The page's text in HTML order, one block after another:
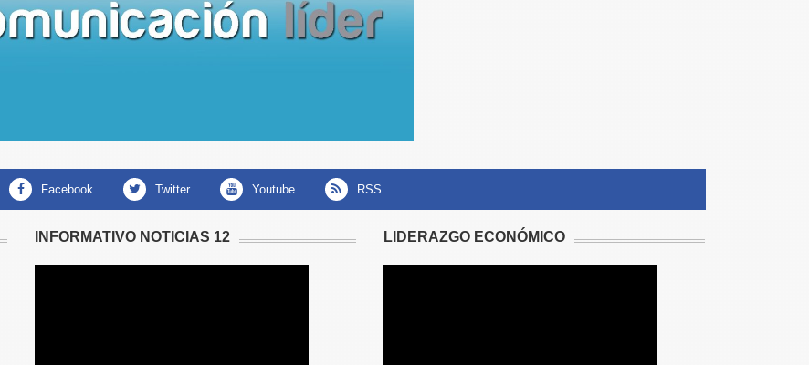
facebook twitter youtube RSS
INFORMATIVO NOTICIAS 12 LIDERAZGO ECONÓMICO